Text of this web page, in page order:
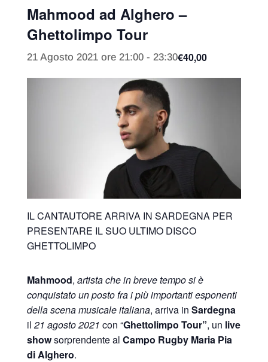
Mahmood ad Alghero –
Ghettolimpo Tour
21 Agosto 2021 ore 21:00- 23:30€40,00
IL CANTAUTORE ARRIVA IN SARDEGNA PER
PRESENTARE IL SUO ULTIMO DISCO
GHETTOLIMPO
Mahmood, artista che in breve tempo si è
conquistato un posto fra i più importanti esponenti
della scena musicale italiana, arriva in Sardegna
il 21 agosto 2021 con “Ghettolimpo Tour”, un live
showsorprendente al Campo Rugby Maria Pia
di Alghero.